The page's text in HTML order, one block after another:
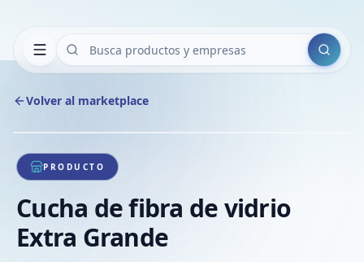
Buscar
Volver al marketplace
1/1
PRODUCTO
Cucha de fibra de vidrio
Extra Grande